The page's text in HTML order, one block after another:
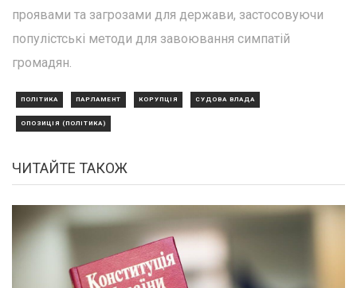
проявами та загрозами для держави, застосовуючи
популістські методи для завоювання симпатій
громадян.
ПОЛІТИКА ПАРЛАМЕНТ КОРУПЦІЯ СУДОВА ВЛАДА
ОПОЗИЦІЯ (ПОЛІТИКА)
ЧИТАЙТЕ ТАКОЖ